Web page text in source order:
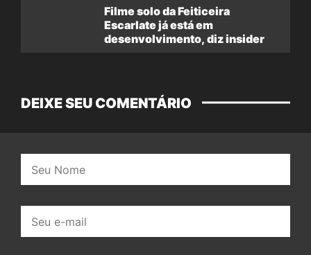
Filme solo da Feiticeira
Escarlate já está em
desenvolvimento, diz insider
DEIXE SEU COMENTÁRIO
mail: